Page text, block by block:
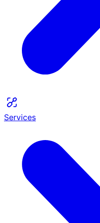
Services